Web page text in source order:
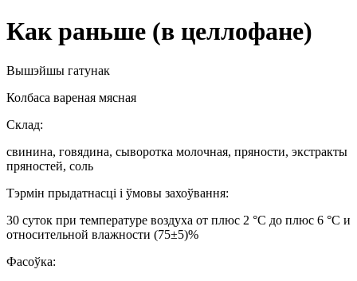
Как раньше (в целлофане)
Вышэйшы гатунак
Колбаса вареная мясная
Склад:
свинина, говядина, сыворотка молочная, пряности, экстракты
пряностей, соль
Тэрмін прыдатнасці і ўмовы захоўвання:
30 суток при температуре воздуха от плюс 2 °С до плюс 6 °С и
относительной влажности (75±5)%
Фасоўка: